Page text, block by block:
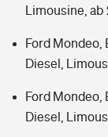
Limousine, ab
Ford Mondeo,
Diesel,
Ford Mondeo,
Diesel,